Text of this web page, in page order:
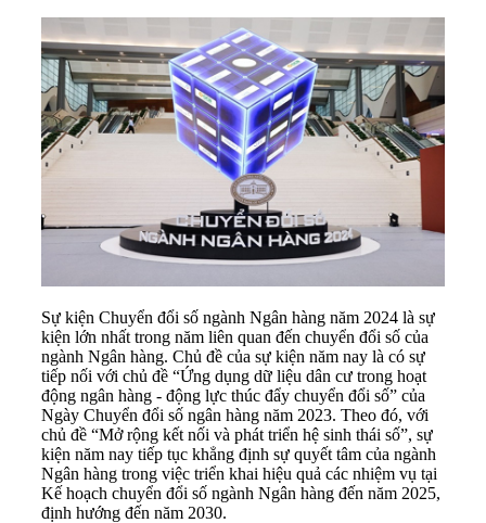
Sự kiện Chuyển đổi số ngành Ngân hàng năm 2024 là sự
kiện lớn nhất trong năm liên quan đến chuyển đổi số của
ngành Ngân hàng. Chủ đề của sự kiện năm nay là có sự
tiếp nối với chủ đề “Ứng dụng dữ liệu dân cư trong hoạt
động ngân hàng - động lực thúc đẩy chuyển đổi số” của
Ngày Chuyển đổi số ngân hàng năm 2023. Theo đó, với
chủ đề “Mở rộng kết nối và phát triển hệ sinh thái số”, sự
kiện năm nay tiếp tục khẳng định sự quyết tâm của ngành
Ngân hàng trong việc triển khai hiệu quả các nhiệm vụ tại
Kế hoạch chuyển đổi số ngành Ngân hàng đến năm 2025,
định hướng đến năm 2030.